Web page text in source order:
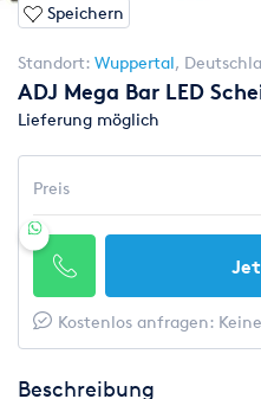
Speichern
Standort: Wuppertal,
ADJ Mega Bar LED
Lieferung möglich
Preis
Kostenlos anfragen:
Beschreibung